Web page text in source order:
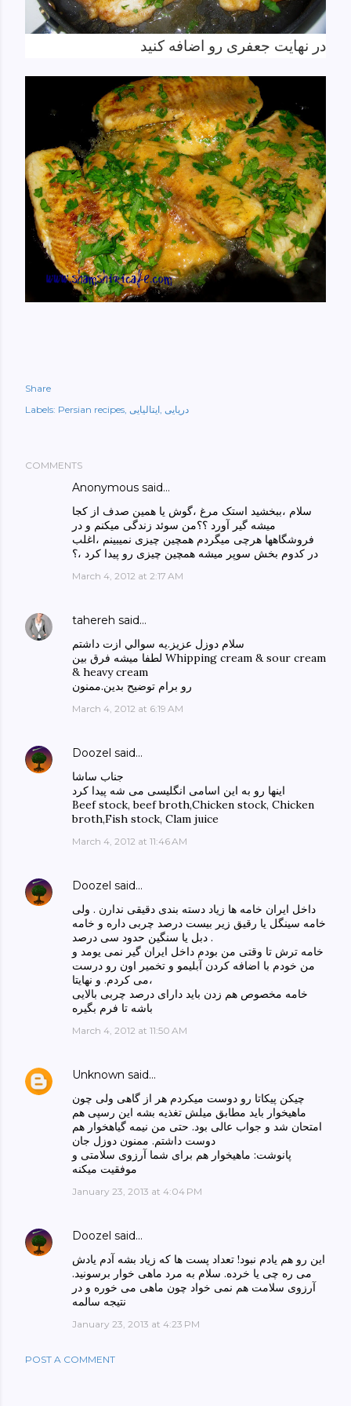
در نهایت جعفری رو اضافه کنید
Share
Labels: Persian recipes ایتالیایی دریایی
COMMENTS
Anonymous said…
سلام ،ببخشید استک مرغ ،گوش یا همین صدف از کجا
میشه گیر آورد ؟؟من سوئد زندگی میکنم و در
فروشگاهها هرچی میگردم همچین چیزی نمیبینم ،اغلب
در کدوم بخش سوپر میشه همچین چیزی رو پیدا کرد ،؟
March 4, 2012 at 2:17 AM
tahereh said…
سلام دوزل عزيز.يه سوالي ازت داشتم
لطفا ميشه فرق بين Whipping cream & sour cream
& heavy cream
رو برام توضيح بدين.ممنون
March 4, 2012 at 6:19 AM
Doozel said…
جناب ساشا
اینها رو به این اسامی انگلیسی می شه پیدا کرد
Beef stock, beef broth,Chicken stock, Chicken
broth,Fish stock, Clam juice
March 4, 2012 at 11:46 AM
Doozel said…
داخل ایران خامه ها زیاد دسته بندی دقیقی ندارن . ولی
خامه سینگل یا رقیق زیر بیست درصد چربی داره و خامه
دبل یا سنگین حدود سی درصد .
خامه ترش تا وقتی من بودم داخل ایران گیر نمی یومد و
من خودم با اضافه کردن آبلیمو و تخمیر اون رو درست
می کردم. و نهایتا،
خامه مخصوص هم زدن باید دارای درصد چربی بالایی
باشه تا فرم بگیره
March 4, 2012 at 11:50 AM
Unknown said…
چیکن پیکاتا رو دوست میکردم هر از گاهی ولی چون
ماهیخوار باید مطابق میلش تغذیه بشه این رسپی هم
امتحان شد و جواب عالی بود. حتی من نیمه گیاهخوار هم
دوست داشتم. ممنون دوزل جان
پانوشت: ماهیخوار هم برای شما آرزوی سلامتی و
موفقیت میکنه
January 23, 2013 at 4:04 PM
Doozel said…
این رو هم یادم نبود! تعداد پست ها که زیاد بشه آدم یادش
می ره چی یا خرده. سلام به مرد ماهی خوار برسونید.
آرزوی سلامت هم نمی خواد چون ماهی می خوره و در
نتیجه سالمه
January 23, 2013 at 4:23 PM
POST A COMMENT